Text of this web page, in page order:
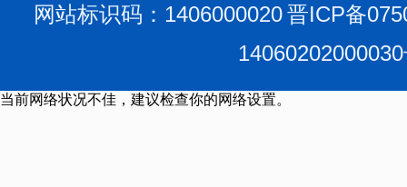
网站标识码：1406000020晋ICP备
当前网络状况不佳，建议检查你的网络设置。